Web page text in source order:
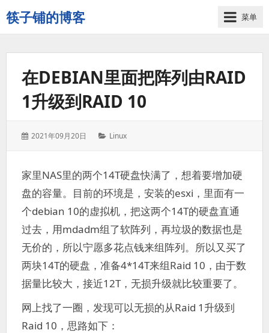
筷子铺的博客
记
录
菜单
在DEBIAN里面把阵列由RAID
1升级到RAID 10
发
2021年09月20日
分
Linux
家里NAS里的两个14T硬盘快满了，想着要增加硬
盘的容量。目前的环境是，安装的esxi，里面有一
个debian 10的虚拟机，把这两个14T的硬盘直通
过去，用mdadm组了软阵列，再垃圾的数据也是
无价的，所以宁愿多花点钱来组阵列。所以又买了
两块14T的硬盘，准备4*14T来组Raid 10，由于数
据量比较大，接近12T，无损升级就比较重要了。
网上找了一圈，发现可以无损的从Raid 1升级到
Raid 10，思路如下：